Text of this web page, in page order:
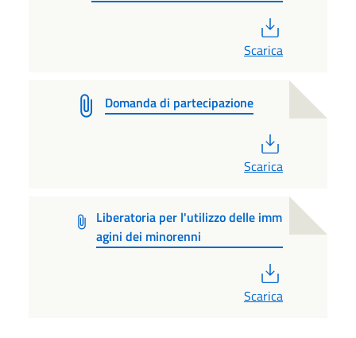
Scarica
Domanda di partecipazione
Scarica
Liberatoria per l'utilizzo delle imm
agini dei minorenni
Scarica